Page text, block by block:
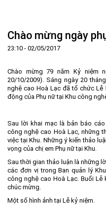
Lịch sử hình thành và phát
Lãnh đạo Ban Quản lý
Cơ cấu tổ chức
Chính sách mới
Doanh nghiệp
Đào tạo và Nghiên cứu
Cách mạng công nghiệp
Quy hoạch tổng thể
Quy hoạch khu chức năng
Ưu thế
Vị trí
Cơ chế ưu đãi đầu tư
Cơ chế Một cửa
Nguồn nhân lực
Nhà đầu tư
Trình tự, thủ tục đầu tư
Tiêu chí đầu tư
Lĩnh vực đầu tư
Quản lý và vận hành dự án
Văn bản pháp luật
Các thủ tục hành chính
Doanh nghiệp
Đất đai
Đầu tư
Khu CNC Hòa Lạc
Thông báo
Thông báo chung
Tuyển dụng
Công khai ngân sách
Dữ liệu mở
FAQs
Liên hệ - Liên kết
Liên kết
Chào mừng ngày
23:10 - 02/05/2017
Chào mừng 79 năm Kỷ niệm
20/10/2009). Sáng ngày 20
nghệ cao Hoà Lạc đã tổ chức
động của Phụ nữ tại Khu công
Sau lời khai mạc là bản báo
công nghệ cao Hoà Lạc, những
việc tại Khu. Những ý kiến thảo
vọng của chị em Phụ nữ tại Khu.
Sau thời gian thảo luận là những
các đơn vị trong Ban quản lý
công nghệ cao Hoà Lạc. Buổi
chúc mừng.
Một số hình ảnh tại Lễ kỷ niệm.